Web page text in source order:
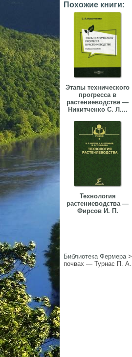
Похожие книги:
Этапы технического
прогресса в
растениеводстве —
Никитченко С. Л....
Технология
растениеводства —
Фирсов И. П.
Библиотека Фермера>
почвах — Турнас П. А.